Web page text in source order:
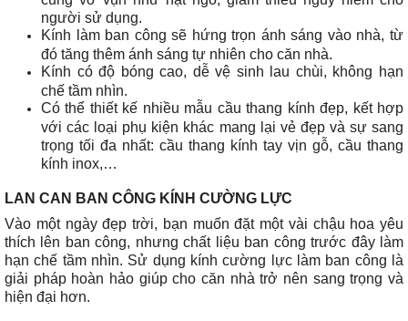
người sử dụng.
Kính làm ban công sẽ hứng trọn ánh sáng vào nhà, từ
đó tăng thêm ánh sáng tự nhiên cho căn nhà.
Kính có độ bóng cao, dễ vệ sinh lau chùi, không hạn
chế tầm nhìn.
Có thể thiết kế nhiều mẫu cầu thang kính đẹp, kết hợp
với các loại phụ kiện khác mang lại vẻ đẹp và sự sang
trọng tối đa nhất: cầu thang kính tay vịn gỗ, cầu thang
kính inox,…
LAN CAN BAN CÔNG KÍNH CƯỜNG LỰC
Vào một ngày đẹp trời, bạn muốn đặt một vài chậu hoa yêu
thích lên ban công, nhưng chất liệu ban công trước đây làm
hạn chế tầm nhìn. Sử dụng kính cường lực làm ban công là
giải pháp hoàn hảo giúp cho căn nhà trở nên sang trọng và
hiện đại hơn.